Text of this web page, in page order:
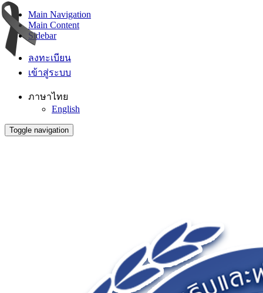
Main Navigation
Main Content
Sidebar
ลงทะเบียน
เข้าสู่ระบบ
ภาษาไทย
English
Toggle navigation